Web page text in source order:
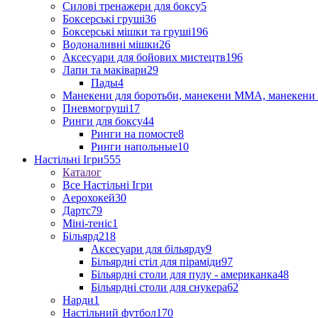
Силові тренажери для боксу5
Боксерські груші36
Боксерські мішки та груші196
Водоналивні мішки26
Аксесуари для бойових мистецтв196
Лапи та маківари29
Пады4
Манекени для боротьби, манекени ММА, манекени
Пневмогруші17
Ринги для боксу44
Ринги на помосте8
Ринги напольные10
Настільні Ігри555
Каталог
Все Настільні Ігри
Аерохокей30
Дартс79
Міні-теніс1
Більярд218
Аксесуари для більярду9
Більярдні стіл для піраміди97
Більярдні столи для пулу - американка48
Більярдні столи для снукера62
Нарди1
Настільний футбол170